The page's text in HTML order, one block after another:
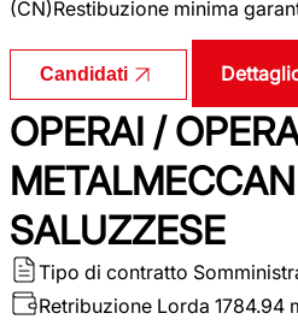
(CN)Restibuzione minima
Candidati
OPERAI /
SALUZZESE
Tipo di contratto
Retribuzione Lorda 1784.94